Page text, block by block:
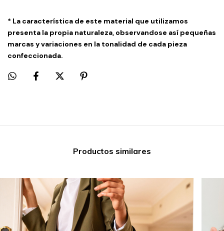
* La característica de este material que utilizamos
presenta la propia naturaleza, observandose así pequeñas
marcas y variaciones en la tonalidad de cada pieza
confeccionada.
Productos similares